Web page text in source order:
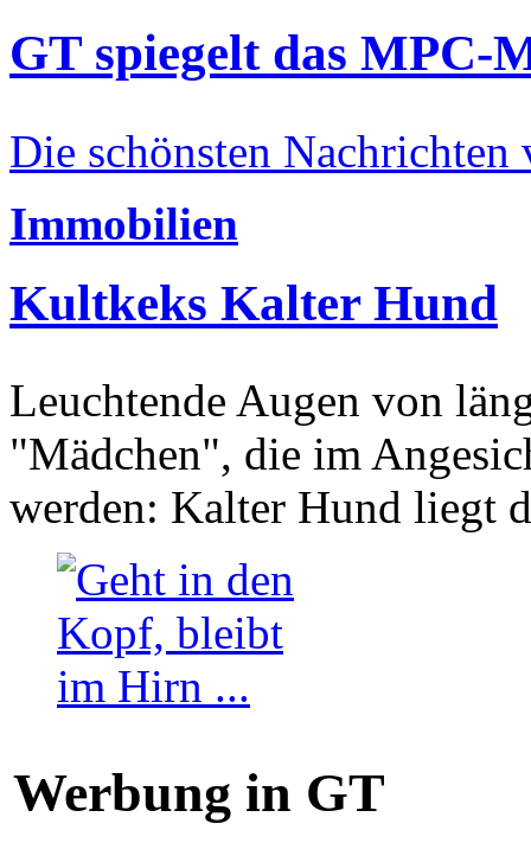
GT spiegelt das MPC-
Die schönsten Nachrichten
Immobilien
Kultkeks Kalter Hund
Leuchtende Augen von
"Mädchen", die im
werden: Kalter Hund liegt
Werbung in GT